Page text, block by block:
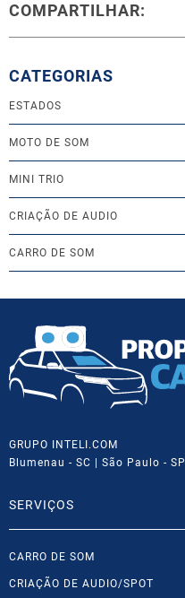
COMPARTILHAR:
CATEGORIAS
ESTADOS
MOTO DE SOM
MINI TRIO
CRIAÇÃO DE AUDIO
CARRO DE SOM
GRUPO INTELI.COM
Blumenau - SC | São Paulo - SP
SERVIÇOS
CARRO DE SOM
CRIAÇÃO DE AUDIO/SPOT